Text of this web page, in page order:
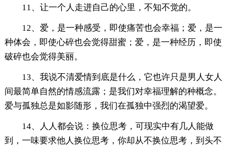
11、让一个人走进自己的心里，不知不觉的。
12、爱，是一种感受，即使痛苦也会幸福；爱，是一
种体会，即使心碎也会觉得甜蜜；爱，是一种经历，即使
破碎也会觉得美丽。
13、我说不清爱情到底是什么，它也许只是男人女人
间最简单自然的情感流露；是我们对幸福理解的种概念。
爱与孤独总是如影随形，我们在孤独中强烈的渴望爱。
14、人人都会说：换位思考，可现实中有几人能做
到，一味要求他人换位思考，你却从不换位思考，到头不